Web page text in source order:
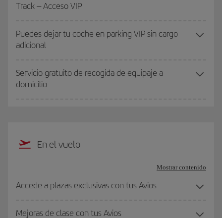
Track – Acceso VIP
Puedes dejar tu coche en parking VIP sin cargo
adicional
Servicio gratuito de recogida de equipaje a
domicilio
En el vuelo
Mostrar contenido
Accede a plazas exclusivas con tus Avios
Mejoras de clase con tus Avios